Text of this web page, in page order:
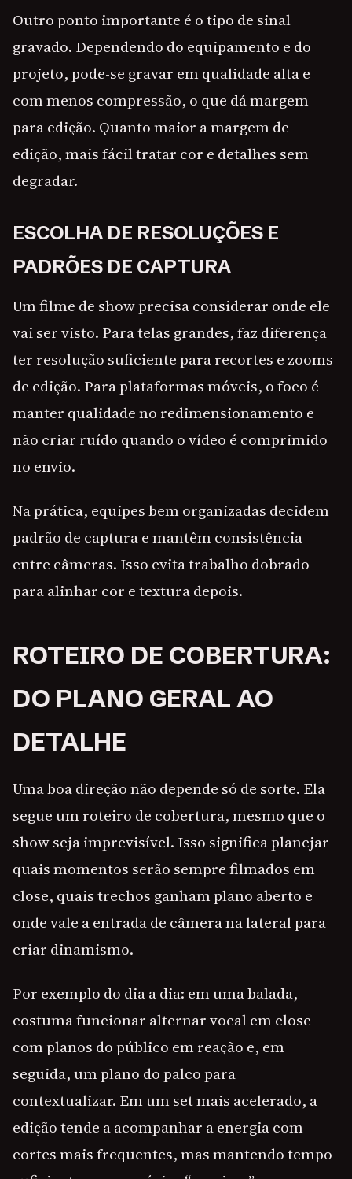
Outro ponto importante é o tipo de sinal
gravado. Dependendo do equipamento e do
projeto, pode-se gravar em qualidade alta e
com menos compressão, o que dá margem
para edição. Quanto maior a margem de
edição, mais fácil tratar cor e detalhes sem
degradar.
ESCOLHA DE RESOLUÇÕES E
PADRÕES DE CAPTURA
Um filme de show precisa considerar onde ele
vai ser visto. Para telas grandes, faz diferença
ter resolução suficiente para recortes e zooms
de edição. Para plataformas móveis, o foco é
manter qualidade no redimensionamento e
não criar ruído quando o vídeo é comprimido
no envio.
Na prática, equipes bem organizadas decidem
padrão de captura e mantêm consistência
entre câmeras. Isso evita trabalho dobrado
para alinhar cor e textura depois.
ROTEIRO DE COBERTURA:
DO PLANO GERAL AO
DETALHE
Uma boa direção não depende só de sorte. Ela
segue um roteiro de cobertura, mesmo que o
show seja imprevisível. Isso significa planejar
quais momentos serão sempre filmados em
close, quais trechos ganham plano aberto e
onde vale a entrada de câmera na lateral para
criar dinamismo.
Por exemplo do dia a dia: em uma balada,
costuma funcionar alternar vocal em close
com planos do público em reação e, em
seguida, um plano do palco para
contextualizar. Em um set mais acelerado, a
edição tende a acompanhar a energia com
cortes mais frequentes, mas mantendo tempo